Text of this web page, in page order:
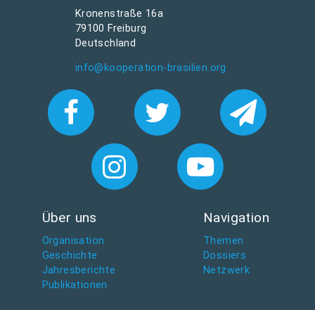
Kronenstraße 16a
79100 Freiburg
Deutschland
info@kooperation-brasilien.org
Über uns
Organisation
Geschichte
Jahresberichte
Publikationen
Navigation
Themen
Dossiers
Netzwerk